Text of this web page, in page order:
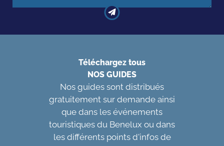
Téléchargez tous
NOS GUIDES
Nos guides sont distribués
gratuitement sur demande ainsi
que dans les événements
touristiques du Benelux ou dans
les différents points d'infos de